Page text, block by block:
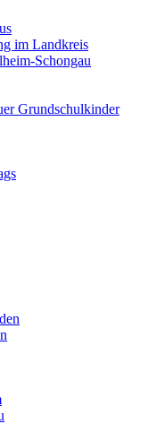
im Landkreis
Schongau
Grundschulkinder